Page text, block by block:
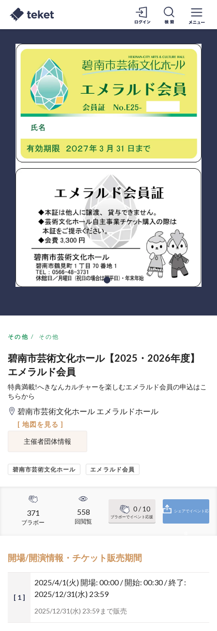
その他 その他
碧南市芸術文化ホール【2025・2026年度】
エメラルド会員
特典満載!へきなんカルチャーを楽しむエメラルド会員の申込はこ
ちらから
碧南市芸術文化ホール エメラルドホール
[ 地図を見る ]
主催者団体情報
碧南市芸術文化ホール エメラルド会員
371
ブラボー
558
回閲覧
0/ 10
ブラボーでイベント応援
シェアでイベント応
開場/開演情報・チケット販売期間
[ 1 ]
2025/4/1(火) 開場: 00:00 / 開始: 00:30 / 終了:
2025/12/31(水) 23:59
2025/12/31(水) 23:59まで販売